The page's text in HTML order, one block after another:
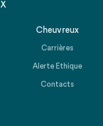
Cheuvreux
Carrières
Alerte Ethique
Contacts